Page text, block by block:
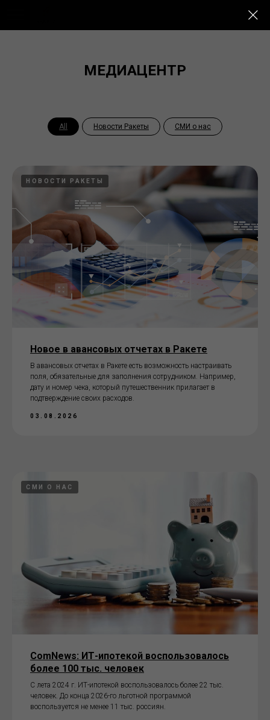
МЕДИАЦЕНТР
All Новости Ракеты СМИ о нас
НОВОСТИ РАКЕТЫ
Новое в авансовых отчетах в Ракете
В авансовых отчетах в Ракете есть возможность настраивать
поля, обязательные для заполнения сотрудником. Например,
дату и номер чека, который путешественник прилагает в
подтверждение своих расходов.
03.08.2026
СМИ О НАС
ComNews: ИТ-ипотекой воспользовалось
более 100 тыс. человек
С лета 2024 г. ИТ-ипотекой воспользовалось более 22 тыс.
человек. До конца 2026-го льготной программой
воспользуется не менее 11 тыс. россиян.